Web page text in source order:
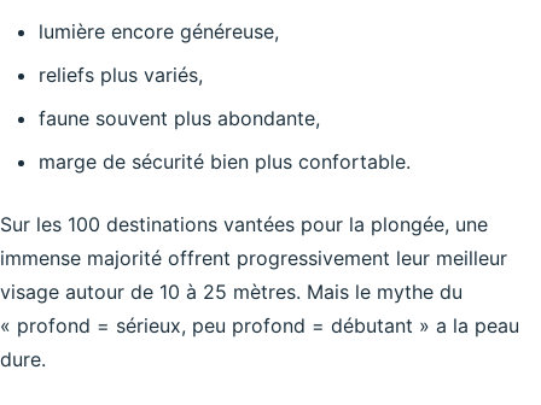
lumière encore généreuse,
reliefs plus variés,
faune souvent plus abondante,
marge de sécurité bien plus confortable.
Sur les 100 destinations vantées pour la plongée, une
immense majorité offrent progressivement leur meilleur
visage autour de 10 à 25 mètres. Mais le mythe du
« profond = sérieux, peu profond = débutant » a la peau
dure.